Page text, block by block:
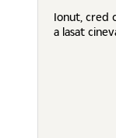
Ionut, cred
a lasat